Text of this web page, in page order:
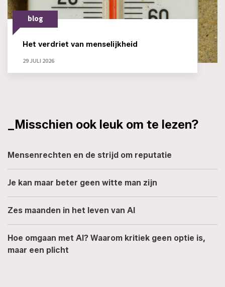
blog
Het verdriet van menselijkheid
29 JULI 2026
_Misschien ook leuk om te lezen?
Mensenrechten en de strijd om reputatie
Je kan maar beter geen witte man zijn
Zes maanden in het leven van AI
Hoe omgaan met AI? Waarom kritiek geen optie is,
maar een plicht